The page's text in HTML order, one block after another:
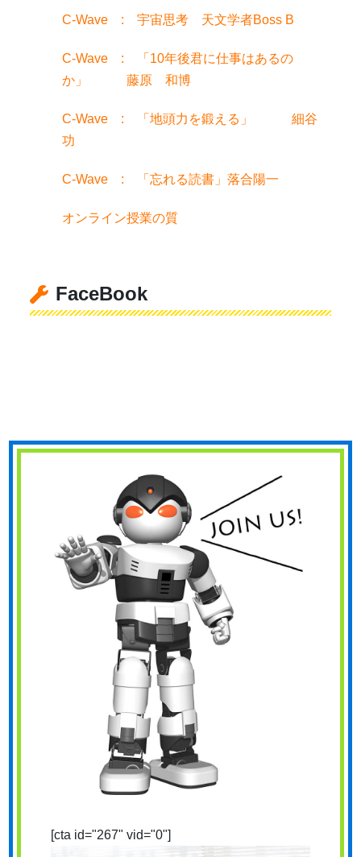
C-Wave : 宇宙思考 天文学者Boss B
C-Wave : 「10年後君に仕事はあるの
か」 藤原 和博
C-Wave : 「地頭力を鍛える」 細谷
功
C-Wave : 「忘れる読書」落合陽一
オンライン授業の質
FaceBook
[cta id="267" vid="0"]